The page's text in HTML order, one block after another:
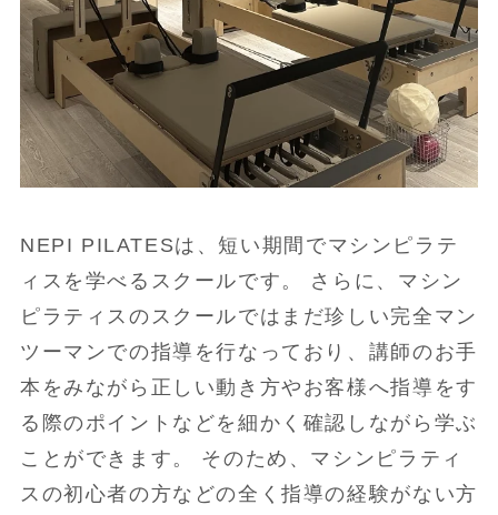
NEPI PILATESは、短い期間でマシンピラテ
ィスを学べるスクールです。 さらに、マシン
ピラティスのスクールではまだ珍しい完全マン
ツーマンでの指導を行なっており、講師のお手
本をみながら正しい動き方やお客様へ指導をす
る際のポイントなどを細かく確認しながら学ぶ
ことができます。 そのため、マシンピラティ
スの初心者の方などの全く指導の経験がない方